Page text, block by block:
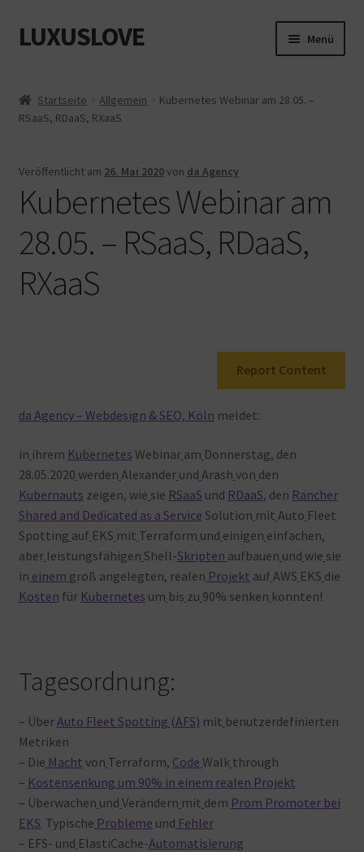
Zur
Navigation
Zum
Inhalt
LUXUSLOVE Menü
Cookie-Richtlinie (EU)
Datenschutz
Impressum
Kasse
Mein Konto
Startseite Allgemein
Kubernetes Webinar am 28.05. –
RSaaS, RDaaS, RXaaS
Veröffentlicht am 26. Mai 2020von da Agency
Kubernetes Webinar am
28.05. – RSaaS, RDaaS,
RXaaS
Report Content
da Agency – Webdesign & SEO, Köln meldet:
in ihrem Kubernetes Webinar am Donnerstag, den
28.05.2020 werden Alexander und Arash von den
Kubernauts zeigen, wie sie RSaaS und RDaaS, den Rancher
Shared and Dedicated as a Service Solution mit Auto Fleet
Spotting auf EKS mit Terraform und einigen einfachen,
aber leistungsfähigen Shell-Skripten aufbauen und wie sie
in einem groß angelegten, realen Projekt auf AWS EKS die
Kosten für Kubernetes um bis zu 90% senken konnten!
Tagesordnung:
– ÜberAuto Fleet Spotting (AFS) mit benutzerdefinierten
Metriken
– Die Macht von Terraform, Code Walk through
– Kostensenkung um 90% in einem realen Projekt
– Überwachen und Verändern mit dem Prom Promoter bei
EKS. Typische Probleme und Fehler
– EFS- und ElastiCache-Automatisierung